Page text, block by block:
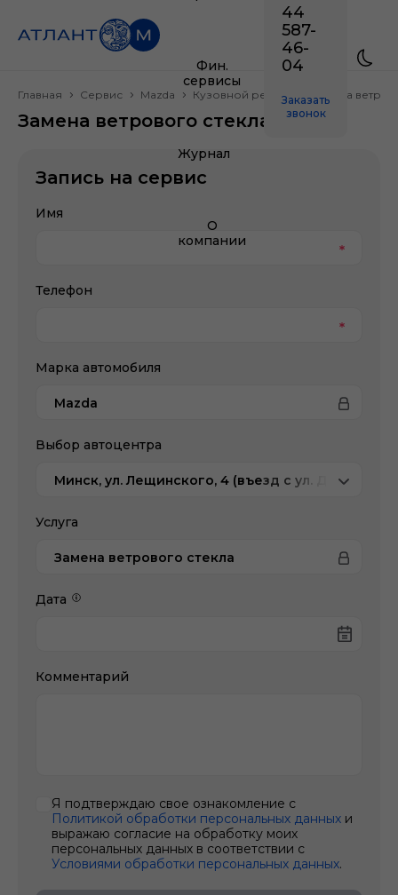
Фин.
сервисы
Журнал
О
компании
44
587-
46-
04
Заказать
звонок
Главная Сервис Mazda Кузовной ремонт Замена
Замена ветрового стекла Mazda
Запись на сервис
Имя
Телефон
Марка автомобиля
Mazda
Выбор автоцентра
Минск, ул. Лещинского, 4 (въезд с ул.
Услуга
Замена ветрового стекла
Дата
Комментарий
Я подтверждаю свое ознакомление с
Политикой обработки персональных данных и
выражаю согласие на обработку моих
персональных данных в соответствии с
Условиями обработки персональных данных.